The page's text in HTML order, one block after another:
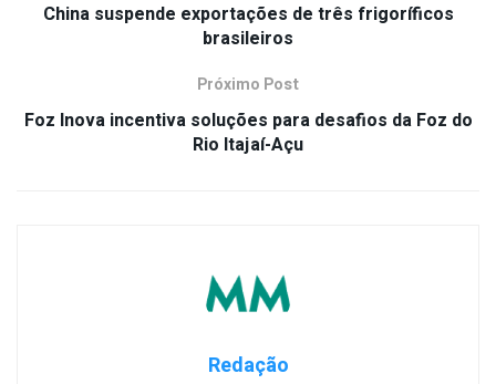
China suspende exportações de três frigoríficos
brasileiros
Próximo Post
Foz Inova incentiva soluções para desafios da Foz do
Rio Itajaí-Açu
Redação